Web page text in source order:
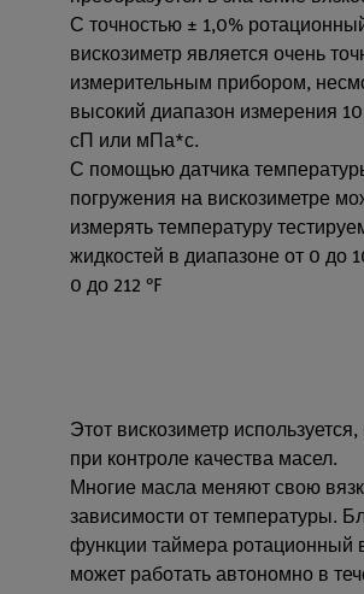
С точностью ± 1,0%
вискозиметр является очень
измерительным прибором,
высокий диапазон измерения
сП или мПа*с.
С помощью датчика
погружения на вискозиметре
измерять температуру
жидкостей в диапазоне от 0 до
0 до 212 °F
Этот вискозиметр
при контроле качества масел.
Многие масла меняют свою
зависимости от температуры.
функции таймера ротационный
может работать автономно в